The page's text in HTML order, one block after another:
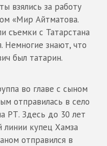
взялись за работу
«Мир Айтматова.
съемки с Татарстана
Немногие знают, что
был татарин.
во главе с сыном
отправилась в село
РТ. Здесь до 30 лет
купец Хамза
отправился в